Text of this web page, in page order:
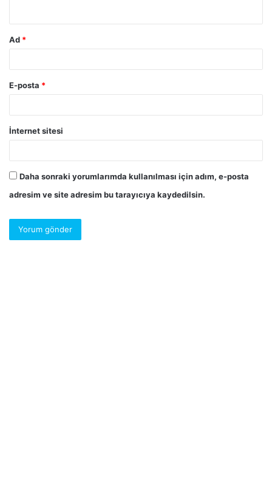
Ad *
E-posta *
İnternet sitesi
Daha sonraki yorumlarımda kullanılması için adım, e-posta
adresim ve site adresim bu tarayıcıya kaydedilsin.